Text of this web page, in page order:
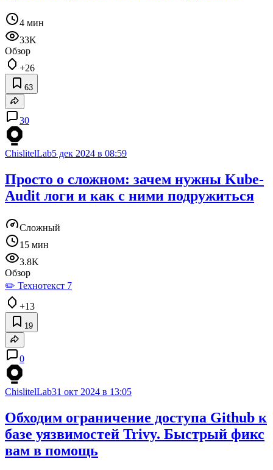
4 мин
33K
Обзор
+26
63
30
ChislitelLab5 дек 2024 в 08:59
Просто о сложном: зачем нужны Kube-
Audit логи и как с ними подружиться
Сложный
15 мин
3.8K
Обзор
✏️ Технотекст 7
+13
19
0
ChislitelLab31 окт 2024 в 13:05
Обходим ограничение доступа Github к
базе уязвимостей Trivy. Быстрый фикс
вам в помощь